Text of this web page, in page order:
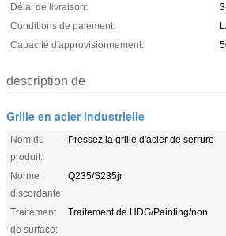
Délai de livraison:
Conditions de paiement:
Capacité d'approvisionnement:
description de
Grille en acier industrielle
Nom du
produit:
Pressez la grille d'acier de serrure
Norme
discordante:
Q235/S235jr
Traitement
de surface:
Traitement de HDG/Painting/non